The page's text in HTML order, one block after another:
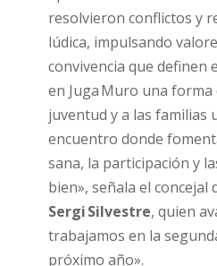
resolvieron conflictos y
lúdica, impulsando
convivencia que definen
en Juga Muro una forma
juventud y a las familias
encuentro donde
sana, la participación y
bien», señala el concejal
Sergi Silvestre, quien
trabajamos en la
próximo año».